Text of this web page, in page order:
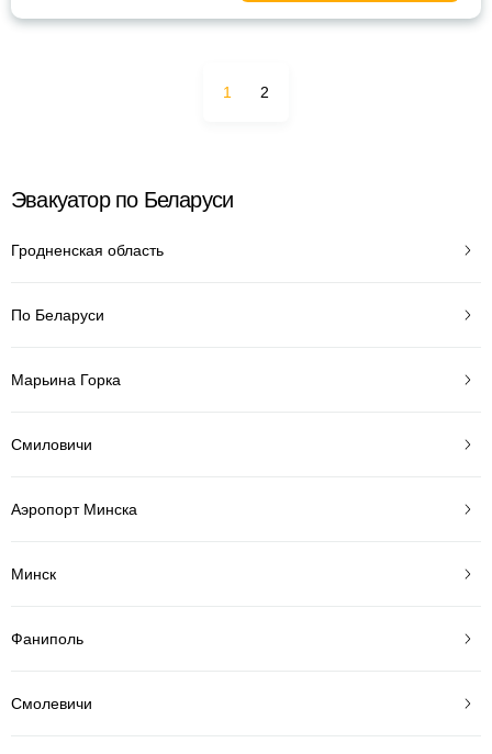
1 2
Эвакуатор по Беларуси
Гродненская область
По Беларуси
Марьина Горка
Смиловичи
Аэропорт Минска
Минск
Фаниполь
Смолевичи